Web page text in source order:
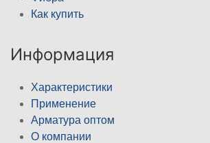
Как купить
Информация
Характеристики
Применение
Арматура оптом
О компании